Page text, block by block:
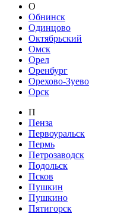
О
Обнинск
Одинцово
Октябрьский
Омск
Орел
Оренбург
Орехово-Зуево
Орск
П
Пенза
Первоуральск
Пермь
Петрозаводск
Подольск
Псков
Пушкин
Пушкино
Пятигорск